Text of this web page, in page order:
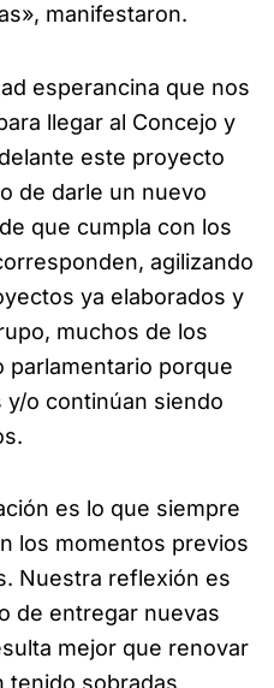
manifestaron.
esperancina que nos
llegar al Concejo y
este proyecto
de darle un nuevo
que cumpla con los
agilizando
ya elaborados y
muchos de los
parlamentario porque
y/o continúan siendo
es lo que siempre
los momentos previos
Nuestra reflexión es
de entregar nuevas
mejor que renovar